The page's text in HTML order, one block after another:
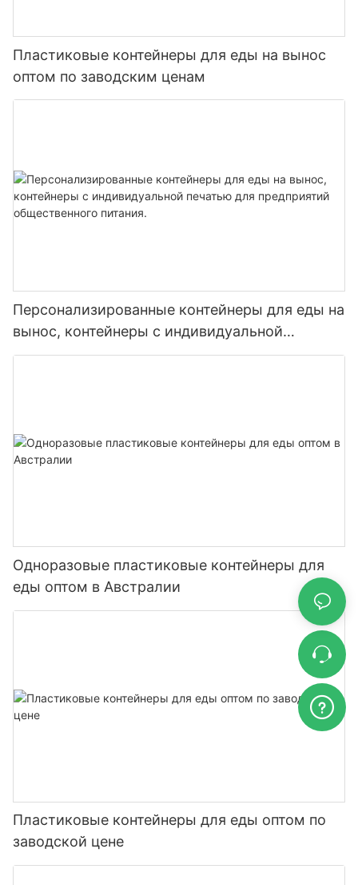
Пластиковые контейнеры для еды на вынос
оптом по заводским ценам
Персонализированные контейнеры для еды на
вынос, контейнеры с индивидуальной
печатью для предприятий общественного
Одноразовые пластиковые контейнеры для
еды оптом в Австралии
Пластиковые контейнеры для еды оптом по
заводской цене